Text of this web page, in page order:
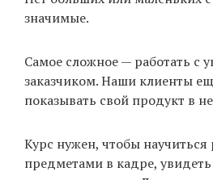
значимые.
Самое сложное — работать с
заказчиком. Наши клиенты
показывать свой продукт в
Курс нужен, чтобы научиться
предметами в кадре,